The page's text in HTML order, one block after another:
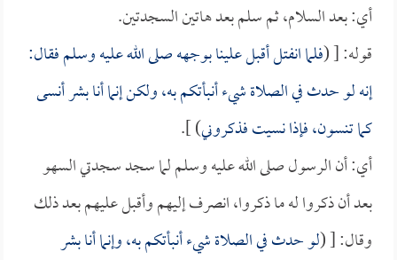
أي: بعد السلام، ثم سلم بعد هاتين السجدتين.
قوله: [ (فلما انفتل أقبل علينا بوجهه صلى الله عليه وسلم فقال:
إنه لو حدث في الصلاة شيء أنبأتكم به، ولكن إنما أنا بشر أنسى
كما تنسون، فإذا نسيت فذكروني) ].
أي: أن الرسول صلى الله عليه وسلم لما سجد سجدتي السهو
بعد أن ذكروا له ما ذكروا، انصرف إليهم وأقبل عليهم بعد ذلك
وقال: [ (لو حدث في الصلاة شيء أنبأتكم به، وإنما أنا بشر